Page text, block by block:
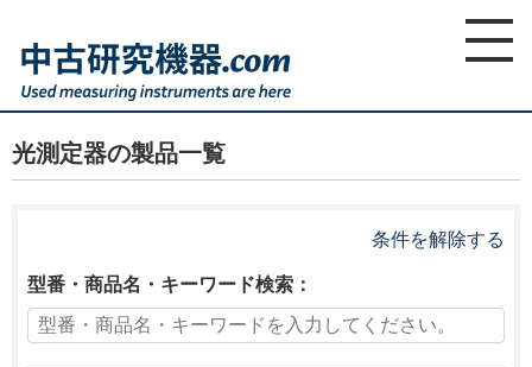
home 製品一覧
光測定器の製品一覧
条件を解除する
型番・商品名・キーワード検索：